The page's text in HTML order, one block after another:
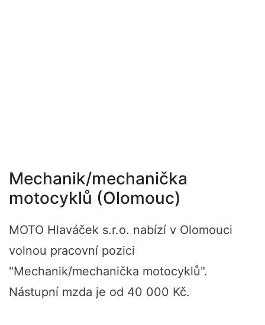
Mechanik/mechanička
motocyklů (Olomouc)
MOTO Hlaváček s.r.o. nabízí v Olomouci
volnou pracovní pozici
"Mechanik/mechanička motocyklů".
Nástupní mzda je od 40 000 Kč.